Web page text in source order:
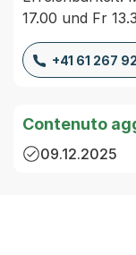
17.00 und Fr
+41 61 267
Contenuto
09.12.2025